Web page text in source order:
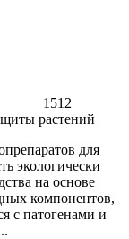
1512
растений
для
экологически
на основе
компонентов,
с патогенами и